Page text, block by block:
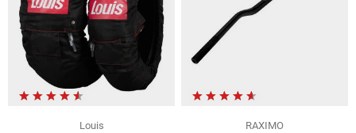
Louis
RAXIMO